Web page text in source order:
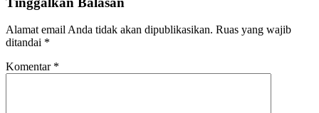
Alamat email Anda tidak akan dipublikasikan. Ruas yang wajib
ditandai *
Komentar *